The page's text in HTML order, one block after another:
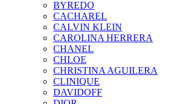
BYREDO
CACHAREL
CALVIN KLEIN
CAROLINA HERRERA
CHANEL
CHLOE
CHRISTINA AGUILERA
CLINIQUE
DAVIDOFF